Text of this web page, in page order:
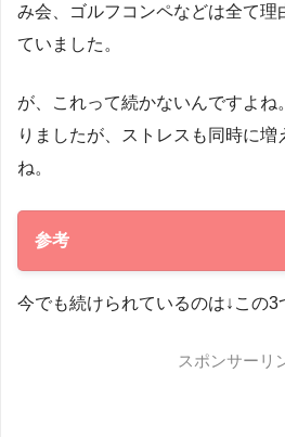
み会、ゴルフコンペなどは全て理
ていました。
が、これって続かないんですよね
りましたが、ストレスも同時に増
ね。
参考
今でも続けられているのは↓この3
スポンサーリ